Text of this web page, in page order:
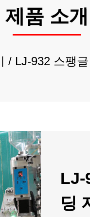
제품 소개
/ LJ-932 스팽
LJ-
딩